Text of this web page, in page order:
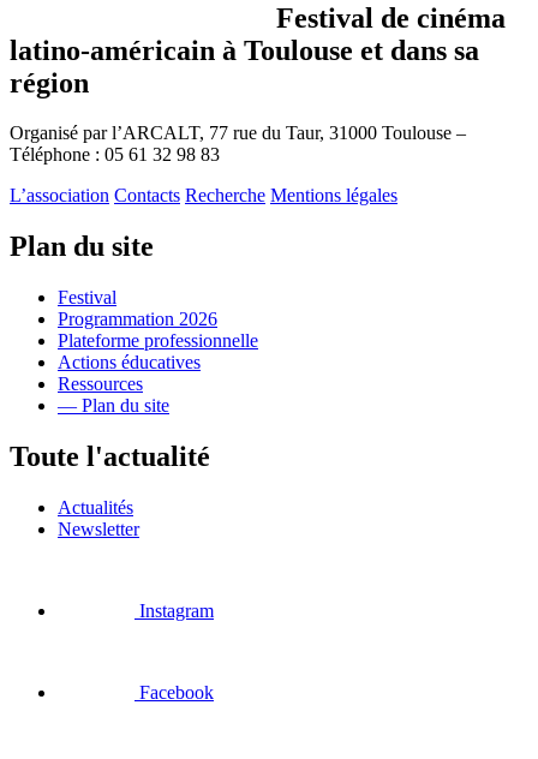
Festival de cinéma
latino-américain à Toulouse et dans sa
région
Organisé par l’ARCALT, 77 rue du Taur, 31000 Toulouse –
Téléphone : 05 61 32 98 83
L’association Contacts Recherche Mentions légales
Plan du site
Festival
Programmation 2026
Plateforme professionnelle
Actions éducatives
Ressources
— Plan du site
Toute l'actualité
Actualités
Newsletter
Instagram
Facebook